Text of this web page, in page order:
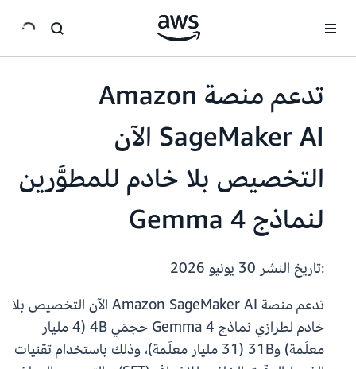
تدعم منصة Amazon
SageMaker AI الآن
التخصيص بلا خادم للمطوَّرين
لنماذج Gemma 4
:تاريخ النشر
تدعم منصة Amazon SageMaker AI الآن التخصيص بلا
خادم لطرازي نماذج Gemma 4 حجمَي 4B (4 مليار
معلَمة) و31B (31 مليار معلَمة)، وذلك باستخدام تقنيات